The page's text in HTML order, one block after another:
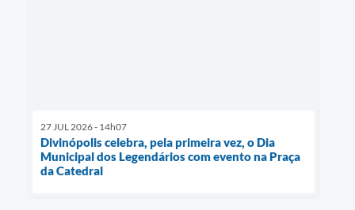
27 JUL 2026 - 14h07
Divinópolis celebra, pela primeira vez, o Dia
Municipal dos Legendários com evento na Praça
da Catedral